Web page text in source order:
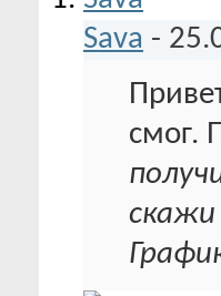
Sava -
смог.